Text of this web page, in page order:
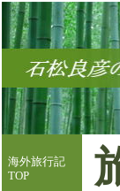
海外旅行記
TOP